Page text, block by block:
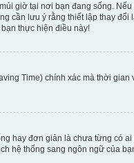
giờ tại nơi bạn đang sống.
cần lưu ý rằng thiết lập thay
thực hiện điều này!
Time) chính xác mà thời
hay đơn giản là chưa từng có
hệ thống sang ngôn ngữ của